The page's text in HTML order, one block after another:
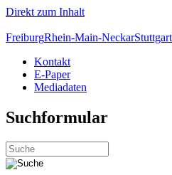
Direkt zum Inhalt
FreiburgRhein-Main-NeckarStuttgart
Kontakt
E-Paper
Mediadaten
Suchformular